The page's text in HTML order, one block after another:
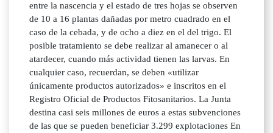
entre la nascencia y el estado de tres hojas se observen
de 10 a 16 plantas dañadas por metro cuadrado en el
caso de la cebada, y de ocho a diez en el del trigo. El
posible tratamiento se debe realizar al amanecer o al
atardecer, cuando más actividad tienen las larvas. En
cualquier caso, recuerdan, se deben «utilizar
únicamente productos autorizados» e inscritos en el
Registro Oficial de Productos Fitosanitarios. La Junta
destina casi seis millones de euros a estas subvenciones
de las que se pueden beneficiar 3.299 explotaciones En